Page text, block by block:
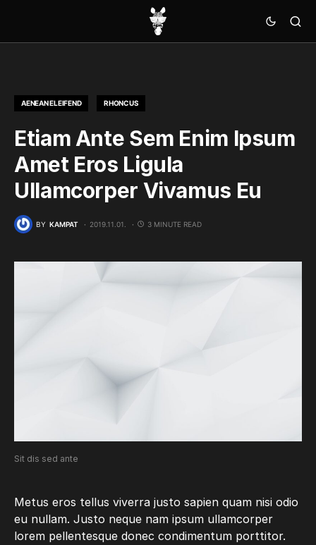
AENEAN ELEIFEND RHONCUS
Etiam Ante Sem Enim Ipsum
Amet Eros Ligula
Ullamcorper Vivamus Eu
BY KAMPAT 2019.11.01. 3 MINUTE READ
Sit dis sed ante
Metus eros tellus viverra justo sapien quam nisi odio
eu nullam. Justo neque nam ipsum ullamcorper
lorem pellentesque donec condimentum porttitor.